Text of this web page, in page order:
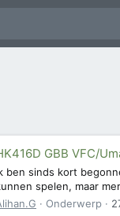
GBB VFC/
ben sinds kort
spelen, maar
Onderwerp